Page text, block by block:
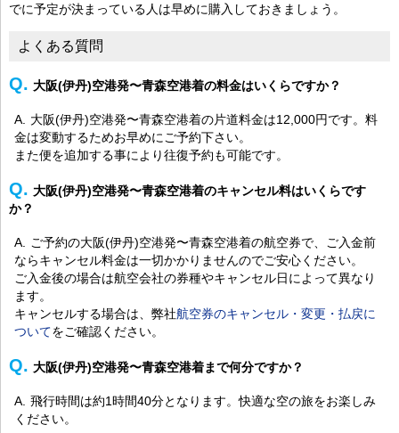
でに予定が決まっている人は早めに購入しておきましょう。
よくある質問
大阪(伊丹)空港発〜青森空港着の料金はいくらですか？
大阪(伊丹)空港発〜青森空港着の片道料金は12,000円です。料
金は変動するためお早めにご予約下さい。
また便を追加する事により往復予約も可能です。
大阪(伊丹)空港発〜青森空港着のキャンセル料はいくらです
か？
ご予約の大阪(伊丹)空港発〜青森空港着の航空券で、ご入金前
ならキャンセル料金は一切かかりませんのでご安心ください。
ご入金後の場合は航空会社の券種やキャンセル日によって異なり
ます。
キャンセルする場合は、弊社航空券のキャンセル・変更・払戻に
ついてをご確認ください。
大阪(伊丹)空港発〜青森空港着まで何分ですか？
飛行時間は約1時間40分となります。快適な空の旅をお楽しみ
ください。